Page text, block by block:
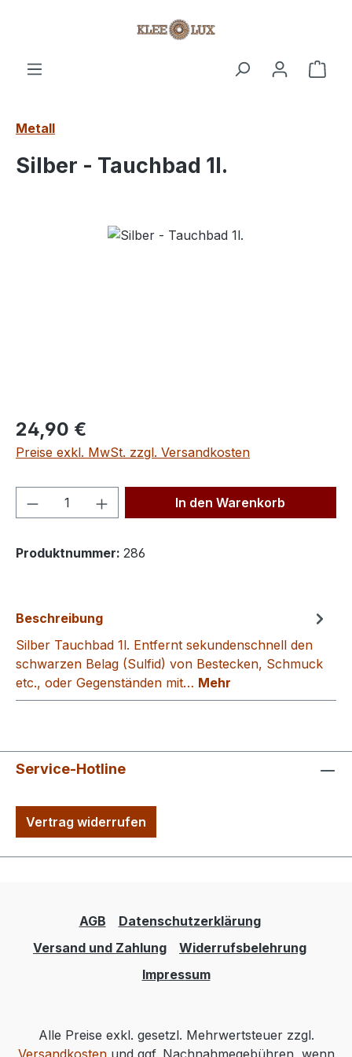
Metall
Silber - Tauchbad 1l.
Regulärer Preis:
24,90 €
Preise exkl. MwSt. zzgl. Versandkosten
Produkt Anzahl: Gib denIn den Warenkorb
Produktnummer: 286
Beschreibung
Silber Tauchbad 1l. Entfernt sekundenschnell den
schwarzen Belag (Sulfid) von Bestecken, Schmuck
etc., oder Gegenständen mit… Mehr
Service-Hotline
Vertrag widerrufen
AGB
Datenschutzerklärung
Versand und Zahlung
Widerrufsbelehrung
Impressum
Alle Preise exkl. gesetzl. Mehrwertsteuer zzgl.